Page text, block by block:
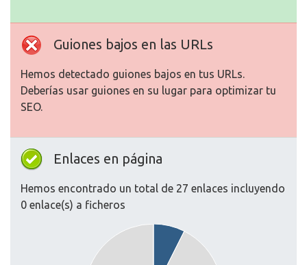
Guiones bajos en las URLs
Hemos detectado guiones bajos en tus URLs.
Deberías usar guiones en su lugar para optimizar tu
SEO.
Enlaces en página
Hemos encontrado un total de 27 enlaces incluyendo
0 enlace(s) a ficheros